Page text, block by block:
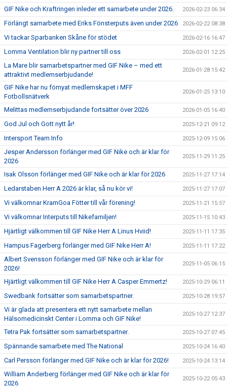
GIF Nike och Kraftringen inleder ett samarbete under 2026. 2026-02-23 06:34
Förlängt samarbete med Eriks Fönsterputs även under 2026 2026-02-22 08:38
Vi tackar Sparbanken Skåne för stödet 2026-02-16 16:47
Lomma Ventilation blir ny partner till oss 2026-02-01 12:25
La Mare blir samarbetspartner med GIF Nike – med ett
attraktivt medlemserbjudande!
2026-01-28 15:42
GIF Nike har nu förnyat medlemskapet i MFF
Fotbollsnätverk
2026-01-25 13:10
Melittas medlemserbjudande fortsätter över 2026 2026-01-05 16:40
God Jul och Gott nytt år! 2025-12-21 09:12
Intersport Team Info 2025-12-09 15:06
Jesper Andersson förlänger med GIF Nike och är klar för
2026
2025-11-29 11:25
Isak Olsson förlänger med GIF Nike och är klar för 2026 2025-11-27 17:14
Ledarstaben Herr A 2026 är klar, så nu kör vi! 2025-11-27 17:07
Vi välkomnar KramGoa Fötter till vår förening! 2025-11-21 15:57
Vi välkomnar Interputs till Nikefamiljen! 2025-11-15 10:43
Hjärtligt välkommen till GIF Nike Herr A Linus Hviid! 2025-11-11 17:35
Hampus Fagerberg förlänger med GIF Nike Herr A! 2025-11-11 17:22
Albert Svensson förlänger med GIF Nike och är klar för
2026!
2025-11-05 06:15
Hjärtligt välkommen till GIF Nike Herr A Casper Emmertz! 2025-10-29 06:11
Swedbank fortsätter som samarbetspartner. 2025-10-28 19:57
Vi är glada att presentera ett nytt samarbete mellan
Hälsomedicinskt Center i Lomma och GIF Nike!
2025-10-27 12:37
Tetra Pak fortsätter som samarbetspartner. 2025-10-27 07:45
Spännande samarbete med The National 2025-10-24 16:40
Carl Persson förlänger med GIF Nike och är klar för 2026! 2025-10-24 13:14
William Anderberg förlänger med GIF Nike och är klar för
2026
2025-10-22 05:43